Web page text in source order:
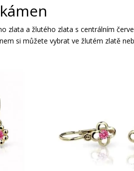
zlata a žlutého zlata s centrálním
si můžete vybrat ve žlutém zlatě